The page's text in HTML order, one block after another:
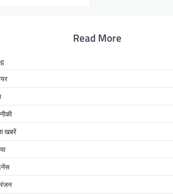
Read More
खबरें